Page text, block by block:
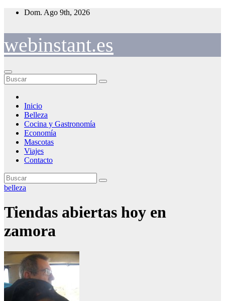
Saltar
Dom. Ago 9th, 2026
webinstant.es
Inicio
Belleza
Cocina y Gastronomía
Economía
Mascotas
Viajes
Contacto
belleza
Tiendas abiertas hoy en
zamora